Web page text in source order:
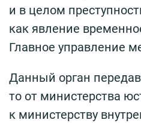
и в целом
как явление
Главное управление
Данный орган
то от министерства
к министерству